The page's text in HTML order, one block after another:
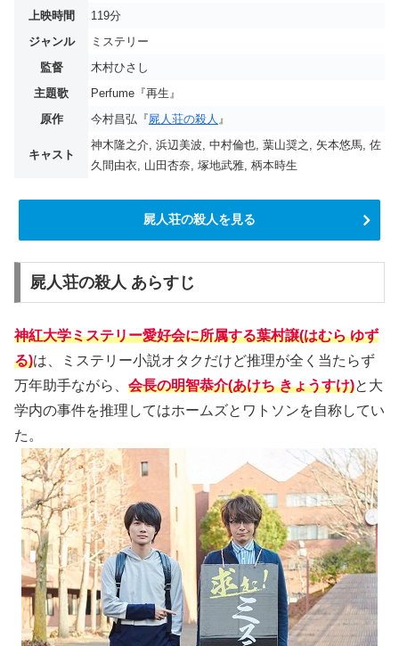
上映時間
119分
ジャンル
ミステリー
監督
木村ひさし
主題歌
Perfume『再生』
原作
今村昌弘『屍人荘の殺人 』
キャスト
神木隆之介, 浜辺美波, 中村倫也, 葉山奨之, 矢本悠馬, 佐
久間由衣, 山田杏奈, 塚地武雅, 柄本時生
屍人荘の殺人を見る
屍人荘の殺人 あらすじ
神紅大学ミステリー愛好会に所属する葉村譲(はむら ゆず
る)は、ミステリー小説オタクだけど推理が全く当たらず
万年助手ながら、 会長の明智恭介(あけち きょうすけ)と大
学内の事件を推理してはホームズとワトソンを自称してい
た。